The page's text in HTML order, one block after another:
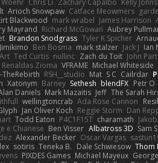
Arioch Snowpaw Catface Meowmers
Blackwood mark wrabel James Harrison
Mayrand Richard McGowan Aubrey
Brandon Snodgrass Tyler K Spicher
Jimikimo Ben Bosma mark stalzer Jack J Ian
Ted Curtis nullinc Zach du Toit John
Renaldas Zioma VFRAME Michael Whiteside
TheRebirth RSH__studio Mat S C Cailrdar
Xatonym Barney Sethesh blendFX Petr O
Daniels Mark Mazaitis Jeff The Sarah
wellingtoncrab Ada Rose Cannon
Jan Oliver Koch Reggie Storm Dan
Todd Eaton P4C1F15T charamath
e Chianese Ben Visser Albatross 3D Sam
Alexander Becker Oscar Vargas
sotiris Teneka B. Dale Schwiesow Thom
PIXDES Games Michael Mayeux